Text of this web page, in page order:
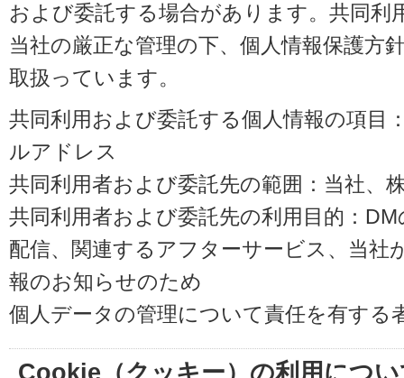
および委託する場合があります。共同利
当社の厳正な管理の下、個人情報保護方
取扱っています。
共同利用および委託する個人情報の項目
ルアドレス
共同利用者および委託先の範囲：当社、
共同利用者および委託先の利用目的：
配信、関連するアフターサービス、当社
報のお知らせのため
個人データの管理について責任を有する
Cookie（クッキー）の利用につ